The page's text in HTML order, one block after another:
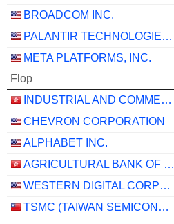
BROADCOM INC.
PALANTIR TECHNOLOGIES INC.
META PLATFORMS, INC.
Flop
INDUSTRIAL AND COMMERCIAL BANK OF CHINA LIMITED
CHEVRON CORPORATION
ALPHABET INC.
AGRICULTURAL BANK OF CHINA LIMITED
WESTERN DIGITAL CORPORATION
TSMC (TAIWAN SEMICONDUCTOR MANUFACTURING COMPANY)